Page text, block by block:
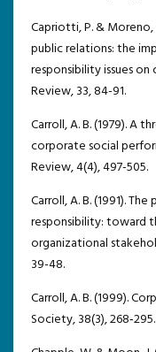
Capriotti, P. &
public relations: the
responsibility issues
Review, 33, 84-91.
Carroll, A. B. (1979). A
corporate social
Review, 4(4), 497-505.
Carroll, A. B. (1991).
responsibility: toward
organizational
39-48.
Carroll, A. B. (1999).
Society, 38(3), 268‐295.